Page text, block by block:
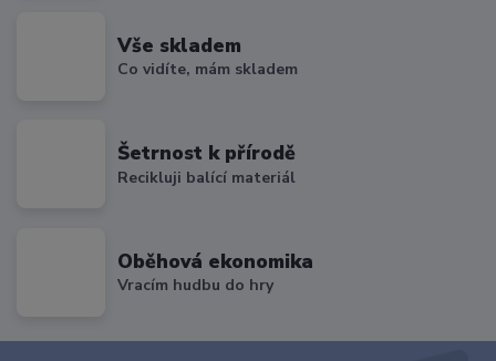
Vše skladem
Co vidíte, mám skladem
Šetrnost k přírodě
Recikluji balící materiál
Oběhová ekonomika
Vracím hudbu do hry